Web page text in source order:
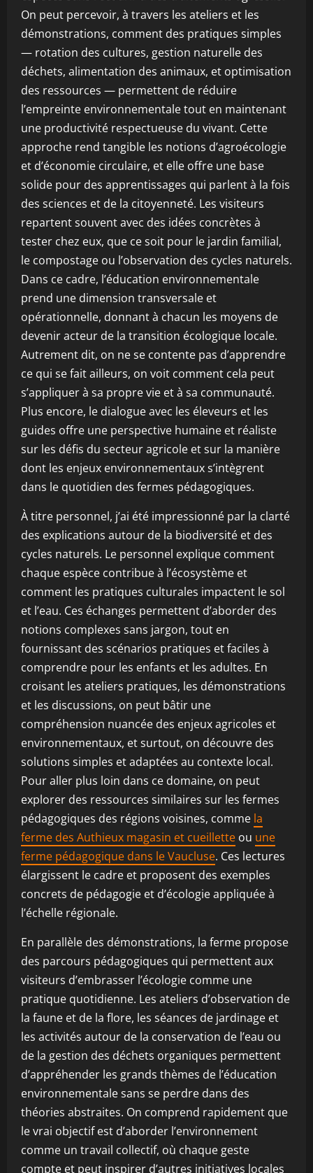
On peut percevoir, à travers les ateliers et les
démonstrations, comment des pratiques simples
— rotation des cultures, gestion naturelle des
déchets, alimentation des animaux, et optimisation
des ressources — permettent de réduire
l’empreinte environnementale tout en maintenant
une productivité respectueuse du vivant. Cette
approche rend tangible les notions d’agroécologie
et d’économie circulaire, et elle offre une base
solide pour des apprentissages qui parlent à la fois
des sciences et de la citoyenneté. Les visiteurs
repartent souvent avec des idées concrètes à
tester chez eux, que ce soit pour le jardin familial,
le compostage ou l’observation des cycles naturels.
Dans ce cadre, l’éducation environnementale
prend une dimension transversale et
opérationnelle, donnant à chacun les moyens de
devenir acteur de la transition écologique locale.
Autrement dit, on ne se contente pas d’apprendre
ce qui se fait ailleurs, on voit comment cela peut
s’appliquer à sa propre vie et à sa communauté.
Plus encore, le dialogue avec les éleveurs et les
guides offre une perspective humaine et réaliste
sur les défis du secteur agricole et sur la manière
dont les enjeux environnementaux s’intègrent
dans le quotidien des fermes pédagogiques.
À titre personnel, j’ai été impressionné par la clarté
des explications autour de la biodiversité et des
cycles naturels. Le personnel explique comment
chaque espèce contribue à l’écosystème et
comment les pratiques culturales impactent le sol
et l’eau. Ces échanges permettent d’aborder des
notions complexes sans jargon, tout en
fournissant des scénarios pratiques et faciles à
comprendre pour les enfants et les adultes. En
croisant les ateliers pratiques, les démonstrations
et les discussions, on peut bâtir une
compréhension nuancée des enjeux agricoles et
environnementaux, et surtout, on découvre des
solutions simples et adaptées au contexte local.
Pour aller plus loin dans ce domaine, on peut
explorer des ressources similaires sur les fermes
pédagogiques des régions voisines, comme la
ferme des Authieux magasin et cueillette ou une
ferme pédagogique dans le Vaucluse. Ces lectures
élargissent le cadre et proposent des exemples
concrets de pédagogie et d’écologie appliquée à
l’échelle régionale.
En parallèle des démonstrations, la ferme propose
des parcours pédagogiques qui permettent aux
visiteurs d’embrasser l’écologie comme une
pratique quotidienne. Les ateliers d’observation de
la faune et de la flore, les séances de jardinage et
les activités autour de la conservation de l’eau ou
de la gestion des déchets organiques permettent
d’appréhender les grands thèmes de l’éducation
environnementale sans se perdre dans des
théories abstraites. On comprend rapidement que
le vrai objectif est d’aborder l’environnement
comme un travail collectif, où chaque geste
compte et peut inspirer d’autres initiatives locales